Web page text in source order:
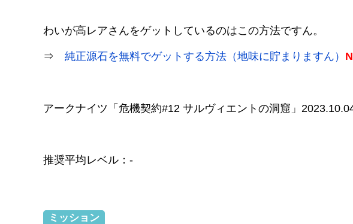
わいが高レアさんをゲットしているのはこの方法ですん。
⇒ 純正源石を無料でゲットする方法（地味に貯まりますん）
アークナイツ「危機契約#12 サルヴィエントの洞窟」
推奨平均レベル：-
ミッション